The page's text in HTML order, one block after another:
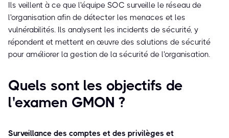
Ils veillent à ce que l'équipe SOC surveille le réseau de
l'organisation afin de détecter les menaces et les
vulnérabilités. Ils analysent les incidents de sécurité, y
répondent et mettent en œuvre des solutions de sécurité
pour améliorer la gestion de la sécurité de l'organisation.
Quels sont les objectifs de
l'examen GMON ?
Surveillance des comptes et des privilèges et